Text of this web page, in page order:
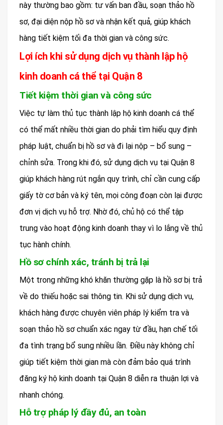
này thường bao gồm: tư vấn ban đầu, soạn thảo hồ
sơ, đại diện nộp hồ sơ và nhận kết quả, giúp khách
hàng tiết kiệm tối đa thời gian và công sức.
Lợi ích khi sử dụng dịch vụ thành lập hộ
kinh doanh cá thể tại Quận 8
Tiết kiệm thời gian và công sức
Việc tự làm thủ tục thành lập hộ kinh doanh cá thể
có thể mất nhiều thời gian do phải tìm hiểu quy định
pháp luật, chuẩn bị hồ sơ và đi lại nộp – bổ sung –
chỉnh sửa. Trong khi đó, sử dụng dịch vụ tại Quận 8
giúp khách hàng rút ngắn quy trình, chỉ cần cung cấp
giấy tờ cơ bản và ký tên, mọi công đoạn còn lại được
đơn vị dịch vụ hỗ trợ. Nhờ đó, chủ hộ có thể tập
trung vào hoạt động kinh doanh thay vì lo lắng về thủ
tục hành chính.
Hồ sơ chính xác, tránh bị trả lại
Một trong những khó khăn thường gặp là hồ sơ bị trả
về do thiếu hoặc sai thông tin. Khi sử dụng dịch vụ,
khách hàng được chuyên viên pháp lý kiểm tra và
soạn thảo hồ sơ chuẩn xác ngay từ đầu, hạn chế tối
đa tình trạng bổ sung nhiều lần. Điều này không chỉ
giúp tiết kiệm thời gian mà còn đảm bảo quá trình
đăng ký hộ kinh doanh tại Quận 8 diễn ra thuận lợi và
nhanh chóng.
Hỗ trợ pháp lý đầy đủ, an toàn